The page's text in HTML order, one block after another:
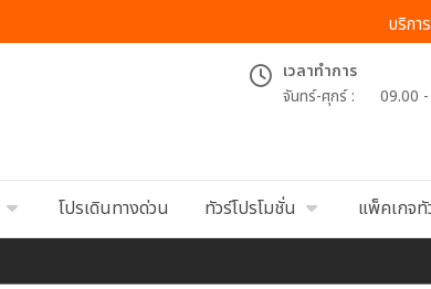
บริกา
เวลาทำการ
จันทร์-ศุกร์ :
09.00
โปรเดินทางด่วน ทัวร์โปรโมชั่น แพ็คเกจทั